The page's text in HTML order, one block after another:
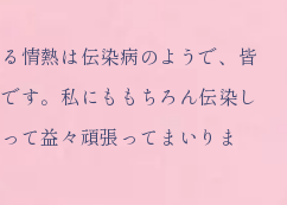
情熱は伝染病のようで、皆
す。私にももちろん伝染し
て益々頑張ってまいりま